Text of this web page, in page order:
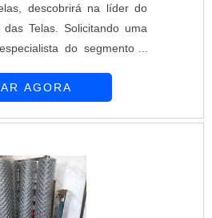
descobrirá na líder do
Telas. Solicitando uma
do segmento e
importante lembrar que o
tipo de cuidado ajuda a
prejuízos com subst...
AGORA